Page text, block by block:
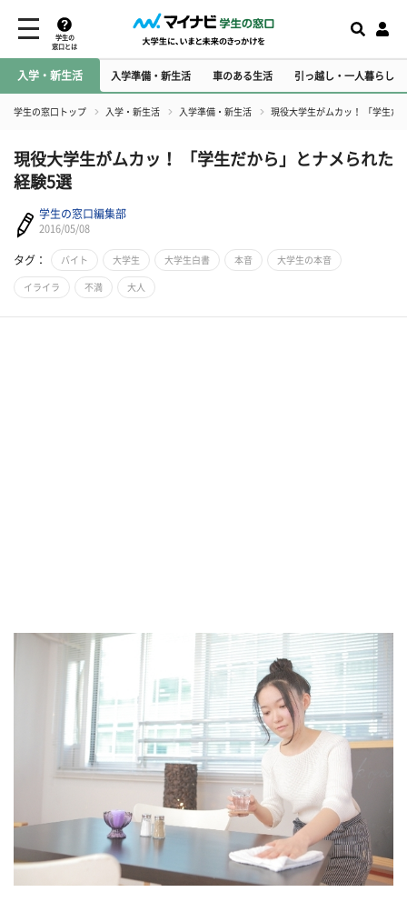
学生の
窓口とは
入学・新生活 入学準備・新生活 車のある生活 引っ越し・一人暮らし
学生の窓口トップ 入学・新生活 入学準備・新生活 現役大学生がムカッ！ 「学生だ
現役大学生がムカッ！ 「学生だから」とナメられた
経験5選
学生の窓口編集部
2016/05/08
タグ： バイト 大学生 大学生白書 本音 大学生の本音
イライラ 不満 大人